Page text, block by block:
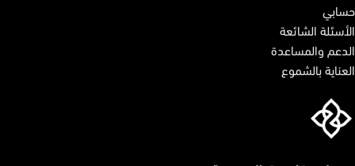
حسابي
الأسئلة الشائعة
الدعم والمساعدة
العناية بالشموع